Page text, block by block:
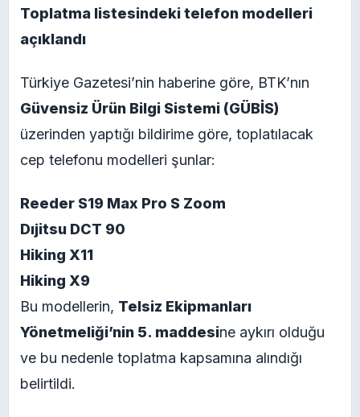
Toplatma listesindeki telefon modelleri
açıklandı
Türkiye Gazetesi’nin haberine göre, BTK’nın
Güvensiz Ürün Bilgi Sistemi (GÜBİS)
üzerinden yaptığı bildirime göre, toplatılacak
cep telefonu modelleri şunlar:
Reeder S19 Max Pro S Zoom
Dıjitsu DCT 90
Hiking X11
Hiking X9
Bu modellerin, Telsiz Ekipmanları
Yönetmeliği’nin 5. maddesine aykırı olduğu
ve bu nedenle toplatma kapsamına alındığı
belirtildi.